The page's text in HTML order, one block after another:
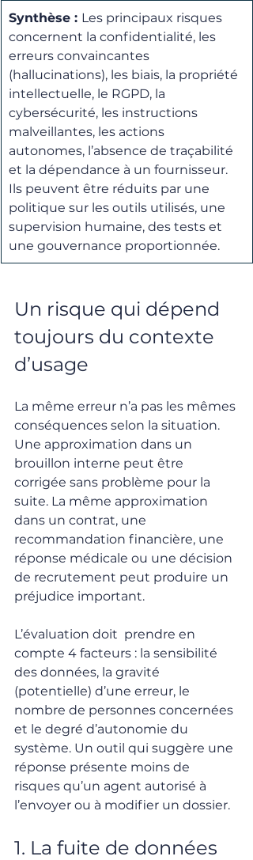
Synthèse : Les principaux risques
concernent la confidentialité, les
erreurs convaincantes
(hallucinations), les biais, la propriété
intellectuelle, le RGPD, la
cybersécurité, les instructions
malveillantes, les actions
autonomes, l’absence de traçabilité
et la dépendance à un fournisseur.
Ils peuvent être réduits par une
politique sur les outils utilisés, une
supervision humaine, des tests et
une gouvernance proportionnée.
Un risque qui dépend
toujours du contexte
d’usage
La même erreur n’a pas les mêmes
conséquences selon la situation.
Une approximation dans un
brouillon interne peut être
corrigée sans problème pour la
suite. La même approximation
dans un contrat, une
recommandation financière, une
réponse médicale ou une décision
de recrutement peut produire un
préjudice important.
L’évaluation doit  prendre en
compte 4 facteurs : la sensibilité
des données, la gravité
(potentielle) d’une erreur, le
nombre de personnes concernées
et le degré d’autonomie du
système. Un outil qui suggère une
réponse présente moins de
risques qu’un agent autorisé à
l’envoyer ou à modifier un dossier.
1. La fuite de données